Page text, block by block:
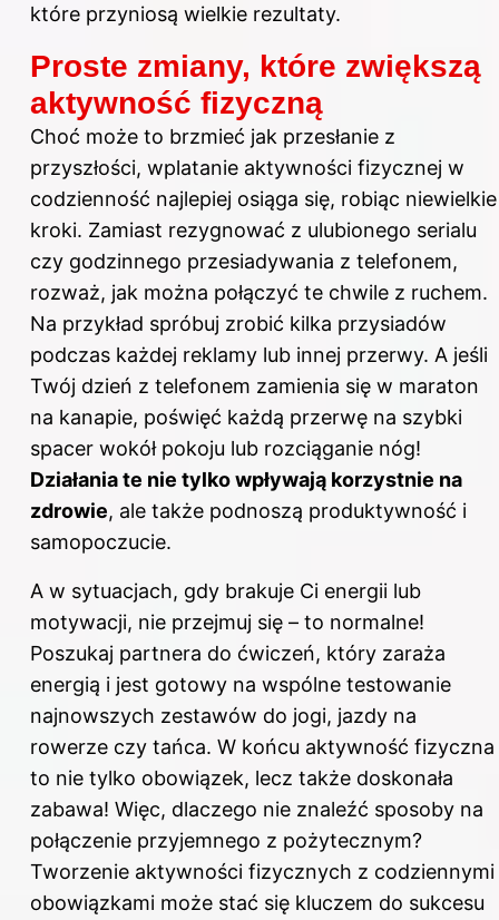
które przyniosą wielkie rezultaty.
Proste zmiany, które zwiększą
aktywność fizyczną
Choć może to brzmieć jak przesłanie z
przyszłości, wplatanie aktywności fizycznej w
codzienność najlepiej osiąga się, robiąc niewielkie
kroki. Zamiast rezygnować z ulubionego serialu
czy godzinnego przesiadywania z telefonem,
rozważ, jak można połączyć te chwile z ruchem.
Na przykład spróbuj zrobić kilka przysiadów
podczas każdej reklamy lub innej przerwy. A jeśli
Twój dzień z telefonem zamienia się w maraton
na kanapie, poświęć każdą przerwę na szybki
spacer wokół pokoju lub rozciąganie nóg!
Działania te nie tylko wpływają korzystnie na
zdrowie, ale także podnoszą produktywność i
samopoczucie.
A w sytuacjach, gdy brakuje Ci energii lub
motywacji, nie przejmuj się – to normalne!
Poszukaj partnera do ćwiczeń, który zaraża
energią i jest gotowy na wspólne testowanie
najnowszych zestawów do jogi, jazdy na
rowerze czy tańca. W końcu aktywność fizyczna
to nie tylko obowiązek, lecz także doskonała
zabawa! Więc, dlaczego nie znaleźć sposoby na
połączenie przyjemnego z pożytecznym?
Tworzenie aktywności fizycznych z codziennymi
obowiązkami może stać się kluczem do sukcesu